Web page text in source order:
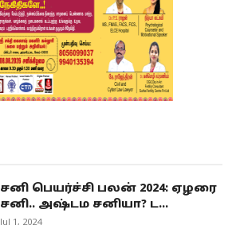
சனி பெயர்ச்சி பலன் 2024: ஏழரை
சனி.. அஷ்டம சனியா? ட...
Jul 1, 2024